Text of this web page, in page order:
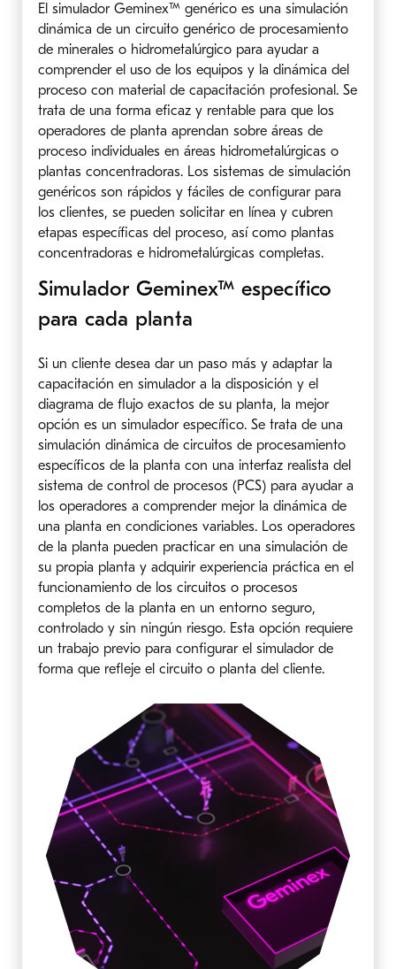
El simulador Geminex™ genérico es una simulación
dinámica de un circuito genérico de procesamiento
de minerales o hidrometalúrgico para ayudar a
comprender el uso de los equipos y la dinámica del
proceso con material de capacitación profesional. Se
trata de una forma eficaz y rentable para que los
operadores de planta aprendan sobre áreas de
proceso individuales en áreas hidrometalúrgicas o
plantas concentradoras. Los sistemas de simulación
genéricos son rápidos y fáciles de configurar para
los clientes, se pueden solicitar en línea y cubren
etapas específicas del proceso, así como plantas
concentradoras e hidrometalúrgicas completas.
Simulador Geminex™ específico
para cada planta
Si un cliente desea dar un paso más y adaptar la
capacitación en simulador a la disposición y el
diagrama de flujo exactos de su planta, la mejor
opción es un simulador específico. Se trata de una
simulación dinámica de circuitos de procesamiento
específicos de la planta con una interfaz realista del
sistema de control de procesos (PCS) para ayudar a
los operadores a comprender mejor la dinámica de
una planta en condiciones variables. Los operadores
de la planta pueden practicar en una simulación de
su propia planta y adquirir experiencia práctica en el
funcionamiento de los circuitos o procesos
completos de la planta en un entorno seguro,
controlado y sin ningún riesgo. Esta opción requiere
un trabajo previo para configurar el simulador de
forma que refleje el circuito o planta del cliente.